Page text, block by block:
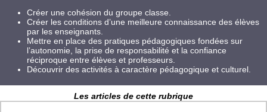
Créer une cohésion du groupe classe.
Créer les conditions d’une meilleure connaissance des élèves
par les enseignants.
Mettre en place des pratiques pédagogiques fondées sur
l’autonomie, la prise de responsabilité et la confiance
réciproque entre élèves et professeurs.
Découvrir des activités à caractère pédagogique et culturel.
Les articles de cette rubrique